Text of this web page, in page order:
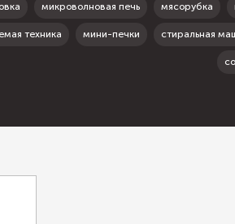
микроволновая печь мясорубка
техника мини-печки стиральная